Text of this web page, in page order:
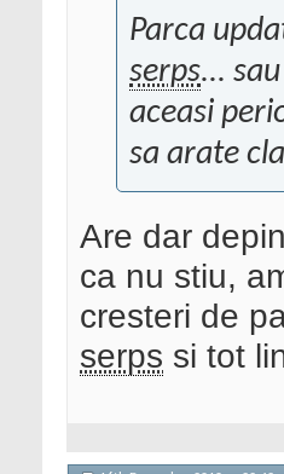
Parca
serps...
aceasi
sa arate
Are dar
ca nu stiu,
cresteri de
serps si tot